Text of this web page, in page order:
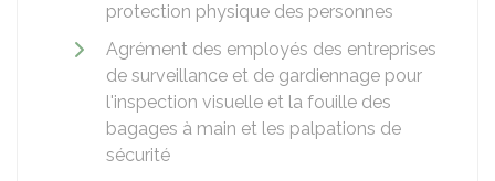
protection physique des personnes
Agrément des employés des entreprises
de surveillance et de gardiennage pour
l'inspection visuelle et la fouille des
bagages à main et les palpations de
sécurité